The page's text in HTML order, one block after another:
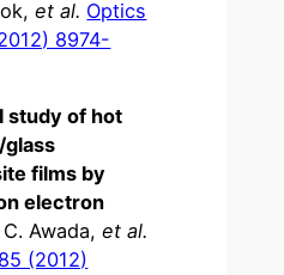
et al. Optics
8974-
study of hot
glass
films by
electron
C. Awada,et al.
(2012)